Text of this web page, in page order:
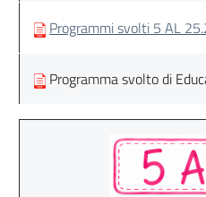
Programmi svolti 5 AL
Programma svolto di